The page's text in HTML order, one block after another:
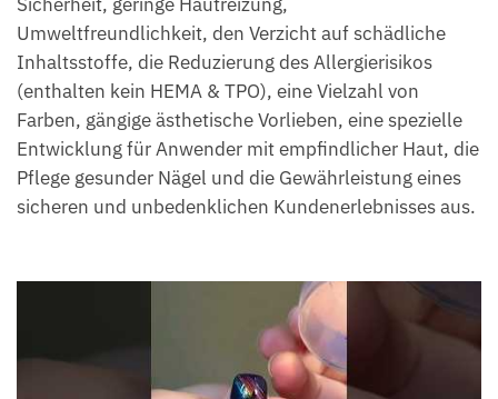
Umweltfreundlichkeit, den Verzicht auf schädliche
Inhaltsstoffe, die Reduzierung des Allergierisikos
(enthalten kein HEMA & TPO), eine Vielzahl von
Farben, gängige ästhetische Vorlieben, eine spezielle
Entwicklung für Anwender mit empfindlicher Haut, die
Pflege gesunder Nägel und die Gewährleistung eines
sicheren und unbedenklichen Kundenerlebnisses aus.